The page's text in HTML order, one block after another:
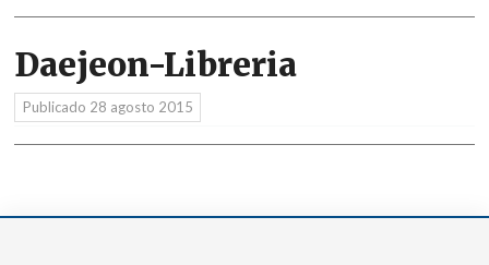
Media
Daejeon-Libreria
Publicado 28 agosto 2015